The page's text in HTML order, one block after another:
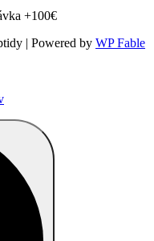
+100€
| Powered by WP Fable